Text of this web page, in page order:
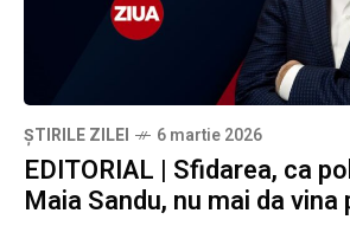
ȘTIRILE ZILEI 6 martie 2026
EDITORIAL | Sfidarea, ca
Maia Sandu, nu mai da vina